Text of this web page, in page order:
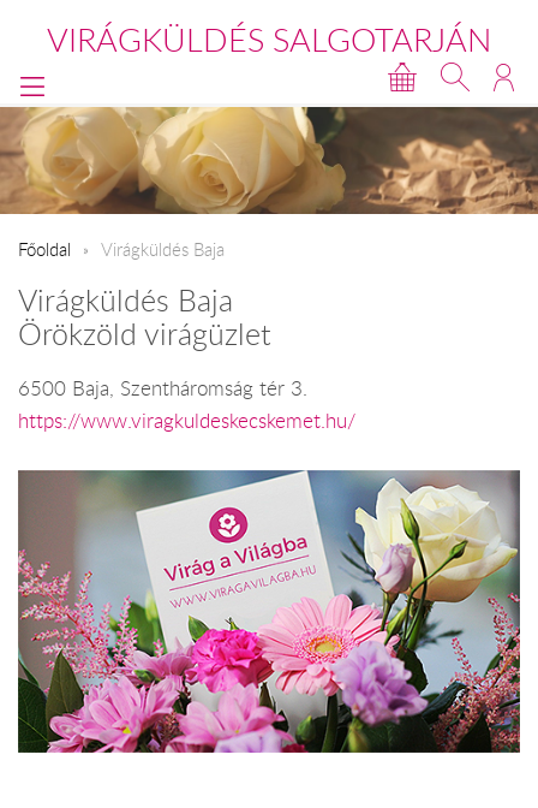
VIRÁGKÜLDÉS SALGOTARJÁN
Főoldal Virágküldés Baja
Virágküldés Baja
Örökzöld virágüzlet
6500 Baja, Szentháromság tér 3.
https://www.viragkuldeskecskemet.hu/